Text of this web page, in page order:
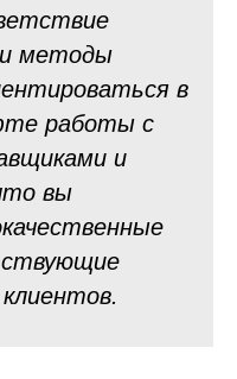
методы
в
работы с
и
вы